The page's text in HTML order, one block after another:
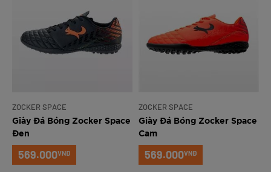
ZOCKER SPACE
Giày Đá Bóng Zocker Space
Đen
569.000VNĐ
ZOCKER SPACE
Giày Đá Bóng Zocker Space
Cam
569.000VNĐ